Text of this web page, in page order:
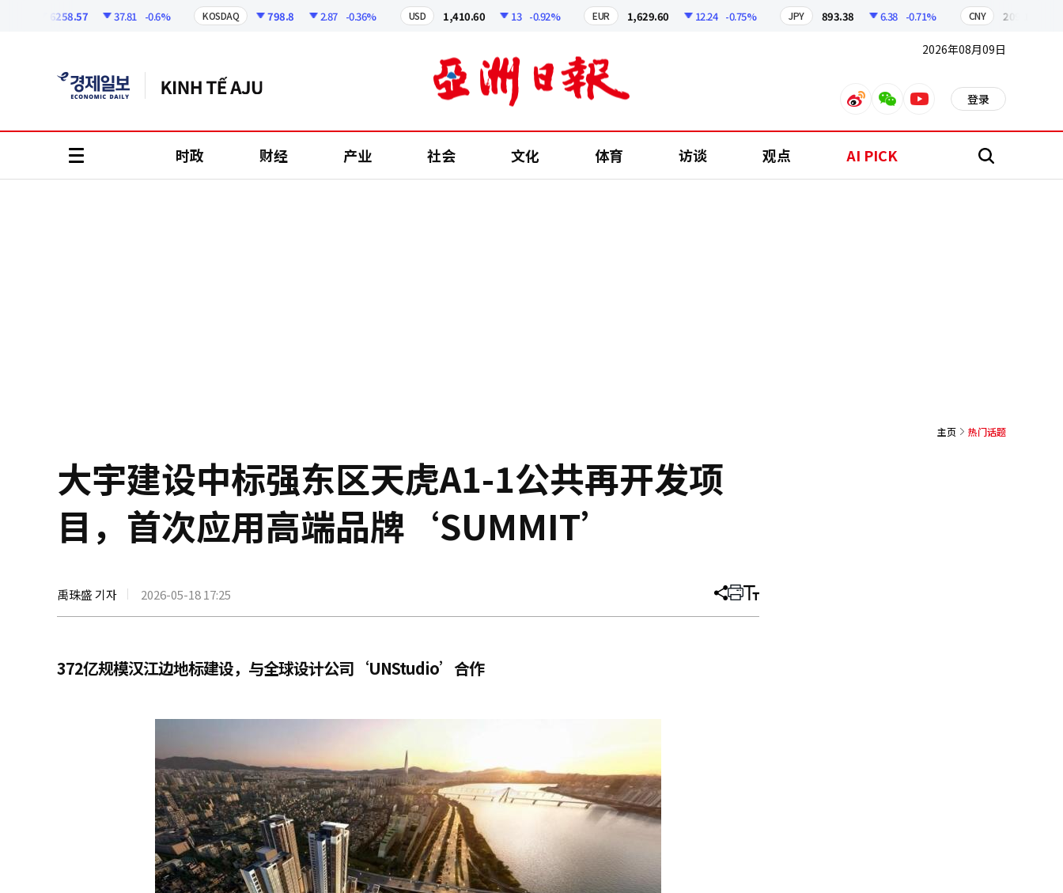
6258.57 37.81 -0.6% KOSDAQ 798.8 2.87 -0.36% USD 1,410.60 13 -0.92% EUR 1,629.60 12.24 -0.75% JPY 893.38 6.38 -0.71% CNY 209.17
2026年08月09日
weiboweixinyoutube 登录
时政 财经 产业 社会 文化 体育 访谈 观点 AI PICK 搜
主页 热门话题
大宇建设中标强东区天虎A1-1公共再开发项
目，首次应用高端品牌‘SUMMIT’
禹珠盛 기자 2026-05-18 17:25 分
文
打 调
大
372亿规模汉江边地标建设，与全球设计公司‘UNStudio’合作